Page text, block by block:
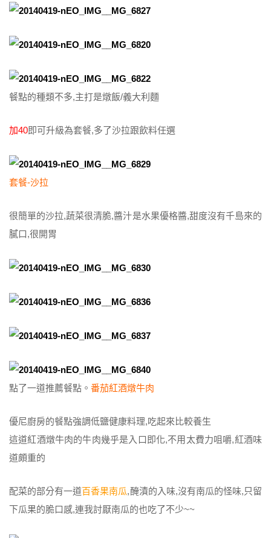
餐點的種類不多,主打是燉飯/義大利麵
加40即可升級為套餐,多了沙拉跟飲料任選
套餐-沙拉
很簡單的沙拉,蔬菜很清脆,醬汁是水果優格醬,甜度沒有千島來的
膩口,很開胃
點了一道推薦餐點。 番茄紅酒燉牛肉
優尼廚房的餐點強調低鹽健康料理,吃起來比較養生
這道紅酒燉牛肉的牛肉幾乎是入口即化,不用太費力咀嚼,紅酒味
道頗重的
配菜的部分有一道百香果南瓜,醃漬的入味,沒有南瓜的怪味,只留
下瓜果的脆口感,連我討厭南瓜的也吃了不少~~